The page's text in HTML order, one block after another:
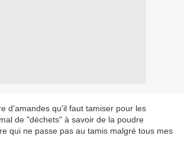
d'amandes qu'il faut tamiser pour les
de "déchets" à savoir de la poudre
qui ne passe pas au tamis malgré tous mes